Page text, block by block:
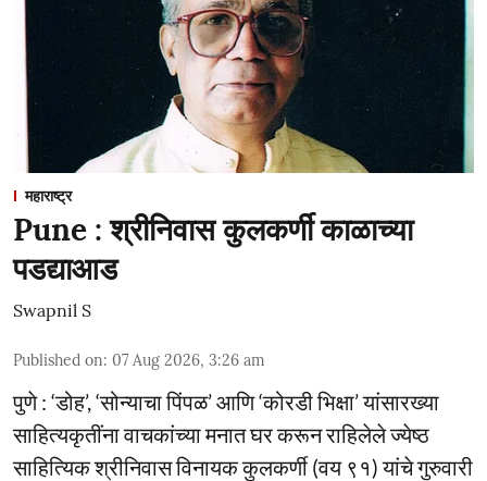
महाराष्ट्र
Pune : श्रीनिवास कुलकर्णी काळाच्या
पडद्याआड
Swapnil S
Published on: 07 Aug 2026, 3:26 am
पुणे : ‘डोह’, ‘सोन्याचा पिंपळ’ आणि ‘कोरडी भिक्षा’ यांसारख्या
साहित्यकृतींना वाचकांच्या मनात घर करून राहिलेले ज्येष्ठ
साहित्यिक श्रीनिवास विनायक कुलकर्णी (वय ९१) यांचे गुरुवारी